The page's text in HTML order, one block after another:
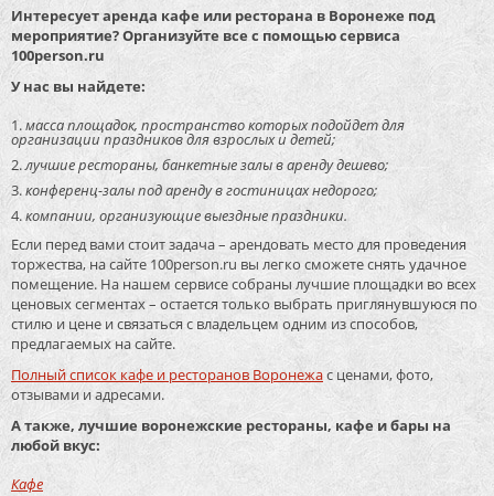
Интересует аренда кафе или ресторана в Воронеже под
мероприятие? Организуйте все с помощью сервиса
100person.ru
У нас вы найдете:
масса площадок, пространство которых подойдет для
организации праздников для взрослых и детей;
лучшие рестораны, банкетные залы в аренду дешево;
конференц-залы под аренду в гостиницах недорого;
компании, организующие выездные праздники.
Если перед вами стоит задача – арендовать место для проведения
торжества, на сайте 100person.ru вы легко сможете снять удачное
помещение. На нашем сервисе собраны лучшие площадки во всех
ценовых сегментах – остается только выбрать приглянувшуюся по
стилю и цене и связаться с владельцем одним из способов,
предлагаемых на сайте.
Полный список кафе и ресторанов Воронежас ценами, фото,
отзывами и адресами.
А также, лучшие воронежские рестораны, кафе и бары на
любой вкус:
Кафе